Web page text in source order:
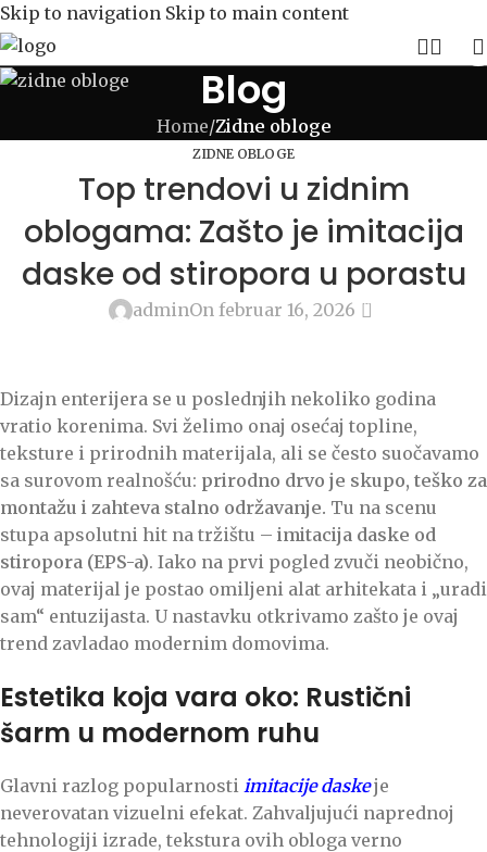
Skip to navigation Skip to main content
Blog
Home/Zidne obloge
ZIDNE OBLOGE
Top trendovi u zidnim
oblogama: Zašto je imitacija
daske od stiropora u porastu
adminOn februar 16, 2026 0
Dizajn enterijera se u poslednjih nekoliko godina
vratio korenima. Svi želimo onaj osećaj topline,
teksture i prirodnih materijala, ali se često suočavamo
sa surovom realnošću: prirodno drvo je skupo, teško za
montažu i zahteva stalno održavanje. Tu na scenu
stupa apsolutni hit na tržištu – imitacija daske od
stiropora (EPS-a). Iako na prvi pogled zvuči neobično,
ovaj materijal je postao omiljeni alat arhitekata i „uradi
sam“ entuzijasta. U nastavku otkrivamo zašto je ovaj
trend zavladao modernim domovima.
Estetika koja vara oko: Rustični
šarm u modernom ruhu
Glavni razlog popularnosti imitacije daskeje
neverovatan vizuelni efekat. Zahvaljujući naprednoj
tehnologiji izrade, tekstura ovih obloga verno